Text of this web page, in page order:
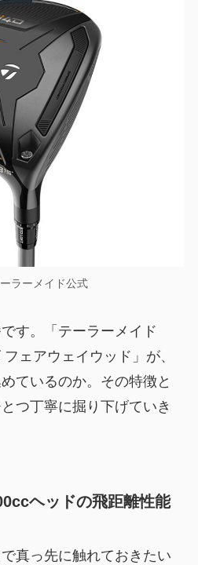
ラーメイド公式
す。「テーラーメイド
ェアウェイウッド」が、
ているのか。その特徴と
つ丁寧に掘り下げていき
ヘッドの飛距離性能
真っ先に触れておきたい